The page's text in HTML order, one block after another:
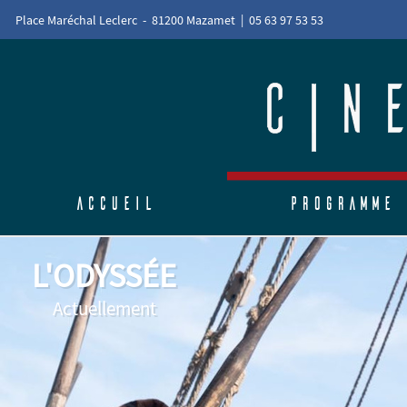
Place Maréchal Leclerc - 81200 Mazamet | 05 63 97 53 53
Accueil Programme
L'ODYSSÉE
Actuellement